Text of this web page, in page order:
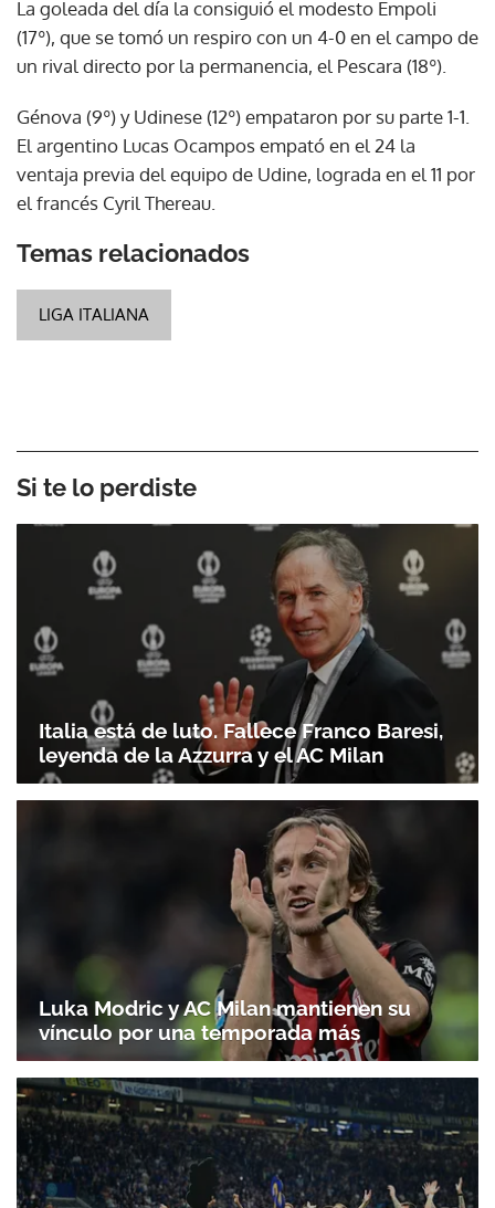
La goleada del día la consiguió el modesto Empoli
(17º), que se tomó un respiro con un 4-0 en el campo de
un rival directo por la permanencia, el Pescara (18º).
Génova (9º) y Udinese (12º) empataron por su parte 1-1.
El argentino Lucas Ocampos empató en el 24 la
ventaja previa del equipo de Udine, lograda en el 11 por
el francés Cyril Thereau.
Temas relacionados
LIGA ITALIANA
Si te lo perdiste
Italia está de luto. Fallece Franco Baresi,
leyenda de la Azzurra y el AC Milan
Luka Modric y AC Milan mantienen su
vínculo por una temporada más